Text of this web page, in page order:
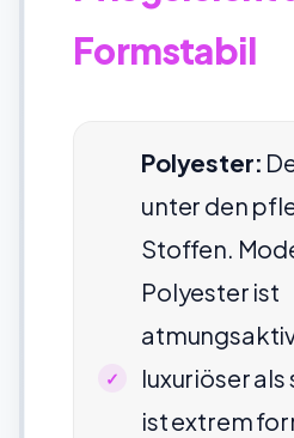
Formstabil
Polyester:
unter den
Stoffen.
Polyester ist
luxuriöser als
ist extrem